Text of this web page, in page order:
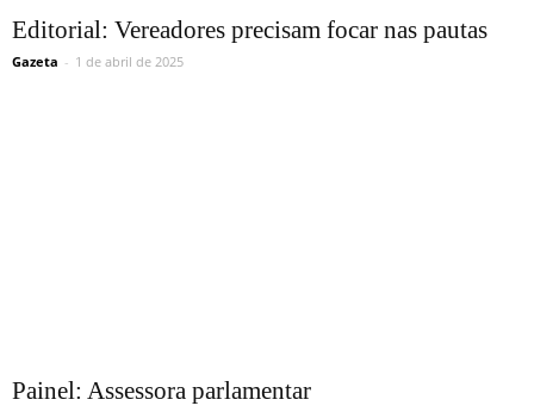
Editorial: Vereadores precisam focar nas pautas
Gazeta - 1 de abril de 2025
Painel: Assessora parlamentar